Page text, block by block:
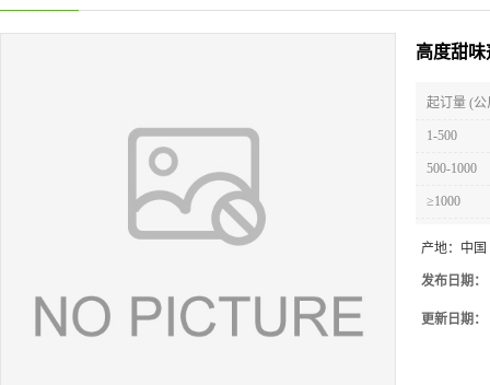
高度甜
起订量 (公
1-500
500-1000
≥1000
产地： 中国
发布日期：
更新日期：